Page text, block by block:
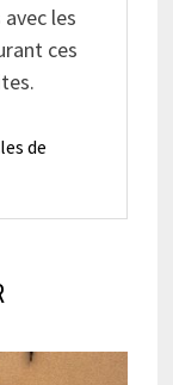
les
ces
de